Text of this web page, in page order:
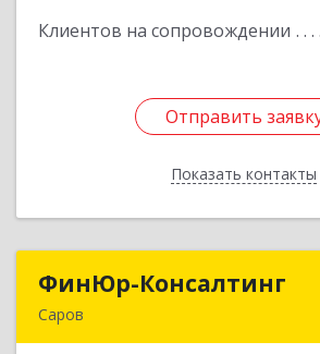
Клиентов на сопровождении
Отправить
Показать контакты
Отправить
Назад
ФинЮр-Консалтинг
Саров
ФинЮр-